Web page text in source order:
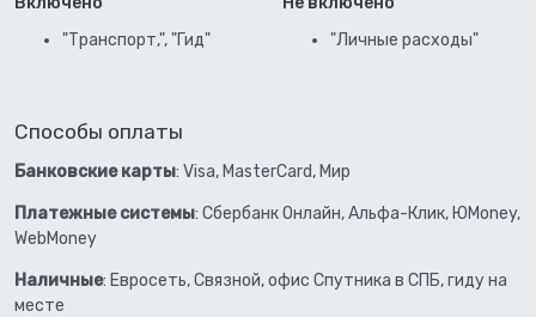
"Транспорт,", "Гид"
"Личные расходы"
Способы оплаты
Банковские карты: Visa, MasterCard, Мир
Платежные системы: Сбербанк Онлайн, Альфа-Клик, ЮMoney,
WebMoney
Наличные: Евросеть, Связной, офис Спутника в СПБ, гиду на
месте